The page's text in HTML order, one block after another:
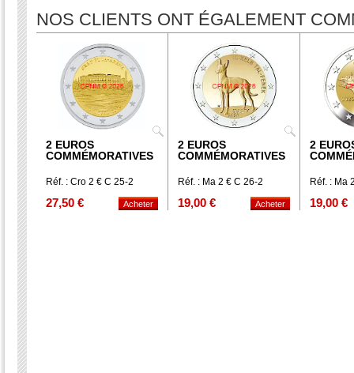
NOS CLIENTS ONT ÉGALEMENT
2 EUROS
COMMÉMORATIVES
Réf. : Cro 2 € C 25-2
27,50 €
2 EUROS
COMMÉMORATIVES
Réf. : Ma 2 € C 26-2
19,00 €
2
Réf. : Ma
19,00 €